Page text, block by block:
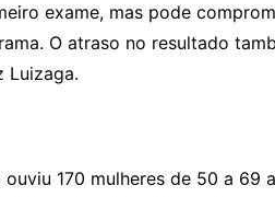
exame, mas pode
O atraso no resultado
Luizaga.
170 mulheres de 50 a 69